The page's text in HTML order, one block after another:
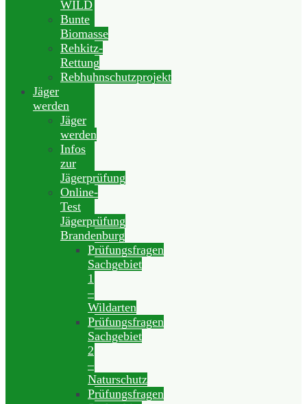
WILD
Bunte
Biomasse
Rehkitz-
Rettung
Rebhuhnschutzprojekt
Jäger
werden
Jäger
werden
Infos
zur
Jägerprüfung
Online-
Test
Jägerprüfung
Brandenburg
Prüfungsfragen
Sachgebiet
1
–
Wildarten
Prüfungsfragen
Sachgebiet
2
–
Naturschutz
Prüfungsfragen